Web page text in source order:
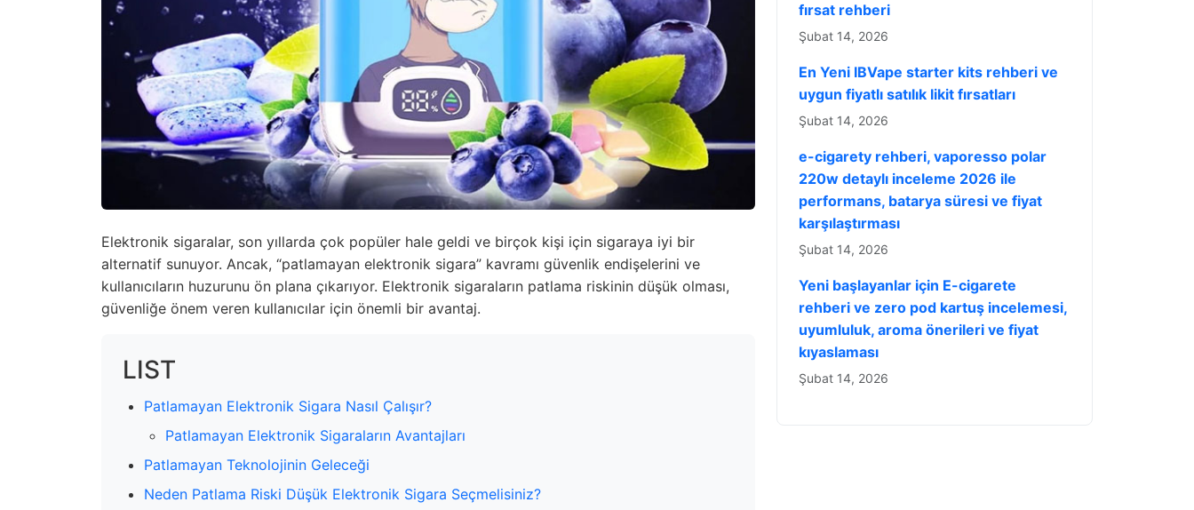
Elektronik sigaralar, son yıllarda çok popüler hale geldi ve birçok kişi için sigaraya iyi bir
alternatif sunuyor. Ancak, “patlamayan elektronik sigara” kavramı güvenlik endişelerini ve
kullanıcıların huzurunu ön plana çıkarıyor. Elektronik sigaraların patlama riskinin düşük olması,
güvenliğe önem veren kullanıcılar için önemli bir avantaj.
LIST
Patlamayan Elektronik Sigara Nasıl Çalışır?
Patlamayan Elektronik Sigaraların Avantajları
Patlamayan Teknolojinin Geleceği
Neden Patlama Riski Düşük Elektronik Sigara Seçmelisiniz?
fırsat rehberi
Şubat 14, 2026
En Yeni IBVape starter kits rehberi ve
uygun fiyatlı satılık likit fırsatları
Şubat 14, 2026
e-cigarety rehberi, vaporesso polar
220w detaylı inceleme 2026 ile
performans, batarya süresi ve fiyat
karşılaştırması
Şubat 14, 2026
Yeni başlayanlar için E-cigarete
rehberi ve zero pod kartuş incelemesi,
uyumluluk, aroma önerileri ve fiyat
kıyaslaması
Şubat 14, 2026